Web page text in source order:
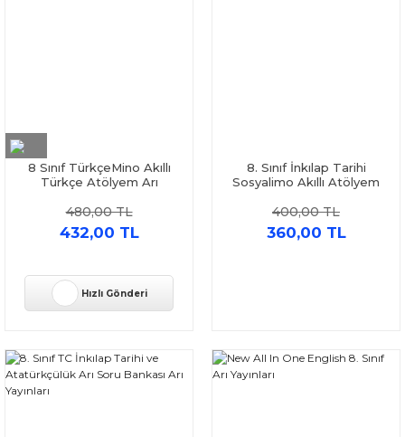
8 Sınıf TürkçeMino Akıllı
Türkçe Atölyem Arı
480,00 TL
432,00 TL
Hızlı Gönderi
8. Sınıf İnkılap Tarihi
Sosyalimo Akıllı Atölyem
400,00 TL
360,00 TL